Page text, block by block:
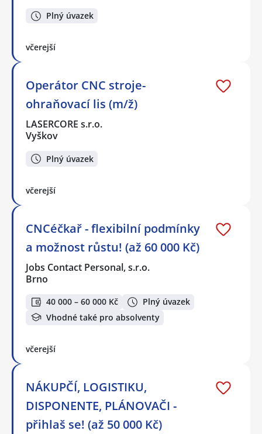
Plný úvazek
včerejší
Operátor CNC stroje-
ohraňovací lis (m/ž)
LASERCORE s.r.o.
Vyškov
Plný úvazek
včerejší
CNCéčkař - flexibilní podmínky
a možnost růstu! (až 60 000 Kč)
Jobs Contact Personal, s.r.o.
Brno
40 000 – 60 000 Kč
Plný úvazek
Vhodné také pro absolventy
včerejší
NÁKUPČÍ, LOGISTIKU,
DISPONENTE, PLÁNOVAČI -
přihlaš se! (až 50 000 Kč)